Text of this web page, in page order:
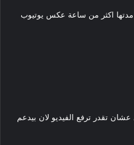
مدتها اكثر من ساعة عكس يوتيوب
عشان تقدر ترفع الفيديو لان بيدعم